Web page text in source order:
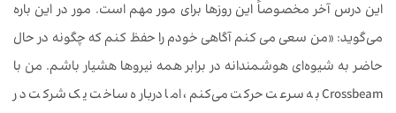
این درس آخر مخصوصاً این روزها برای مور مهم است. مور در این باره
می‌گوید: «من سعی می کنم آگاهی خودم را حفظ کنم که چگونه در حال
حاضر به شیوه‌ای هوشمندانه در برابر همه نیروها هشیار باشم. من با
Crossbeam به سرعت حرکت می‌کنم، اما درباره ساخت یک شرکت در